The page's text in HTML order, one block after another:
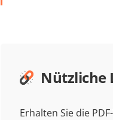
Nützliche
Erhalten Sie die